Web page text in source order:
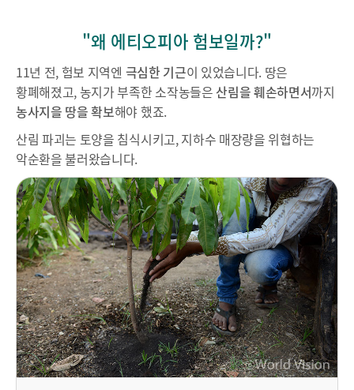
"왜 에티오피아 험보일까?"
11년 전, 험보 지역엔 극심한 기근이 있었습니다. 땅은
황폐해졌고, 농지가 부족한 소작농들은 산림을 훼손하면서까지
농사지을 땅을 확보해야 했죠.
산림 파괴는 토양을 침식시키고, 지하수 매장량을 위협하는
악순환을 불러왔습니다.